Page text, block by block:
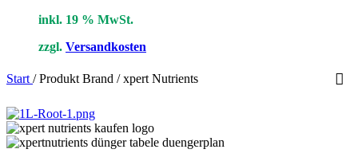
inkl. 19 % MwSt.
zzgl. Versandkosten
Start / Produkt Brand / xpert Nutrients